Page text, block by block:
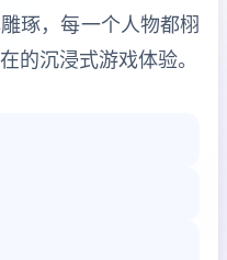
琢，每一个人物都栩
的沉浸式游戏体验。